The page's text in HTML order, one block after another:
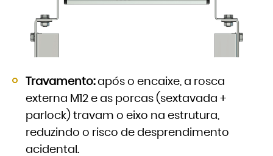
Travamento:após o encaixe, a rosca
externa M12 e as porcas (sextavada +
parlock) travam o eixo na estrutura,
reduzindo o risco de desprendimento
acidental.